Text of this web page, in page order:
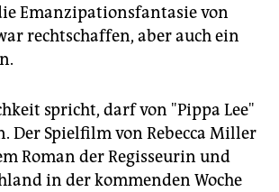
Emanzipationsfantasie von
rechtschaffen, aber auch ein
spricht, darf von "Pippa Lee"
Der Spielfilm von Rebecca Miller
Roman der Regisseurin und
in der kommenden Woche